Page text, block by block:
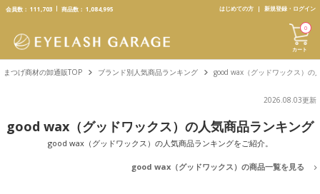
text.skipToContent
text.skipToNavigation
会員数： 111,703 商品数： 1,084,995 はじめての方 新規登録・ログイン
カート
0
まつげ商材の卸通販TOP ブランド別人気商品ランキング good wax（グッドワックス）の
2026.08.03更新
good wax（グッドワックス）の人気商品ランキング
good wax（グッドワックス）の人気商品ランキングをご紹介。
good wax（グッドワックス）の商品一覧を見る